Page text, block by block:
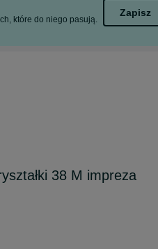
które do niego pasują.
Zapisz
38 M impreza